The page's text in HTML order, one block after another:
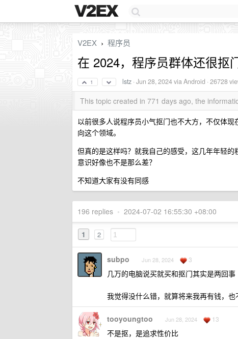
V2EX › 程序员
在 2024，程序员群体还很抠
1 lstz ·Jun 28, 2024via Android · 26728
This topic created in 771 days ago, the
以前很多人说程序员小气抠门也不大方，不仅体
向这个领域。
但真的是这样吗？就我自己的感受，这几年年轻
意识好像也不是那么差？
不知道大家有没有同感
196 replies • 2024-07-02 16:55:30 +08:00
1 2
subpo Jun 28, 2024 3
几万的电脑说买就买和抠门其实是两回事
我觉得没什么错，就算将来我再有钱，
tooyoungtoo Jun 28, 2024 13
不是抠，是追求性价比